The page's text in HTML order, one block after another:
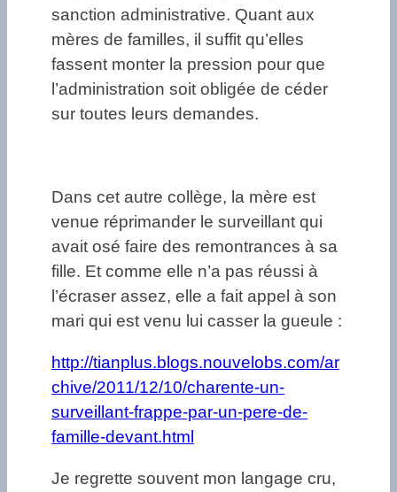
sanction administrative. Quant aux
mères de familles, il suffit qu’elles
fassent monter la pression pour que
l’administration soit obligée de céder
sur toutes leurs demandes.
Dans cet autre collège, la mère est
venue réprimander le surveillant qui
avait osé faire des remontrances à sa
fille. Et comme elle n’a pas réussi à
l’écraser assez, elle a fait appel à son
mari qui est venu lui casser la gueule :
http://tianplus.blogs.nouvelobs.com/ar
chive/2011/12/10/charente-un-
surveillant-frappe-par-un-pere-de-
famille-devant.html
Je regrette souvent mon langage cru,